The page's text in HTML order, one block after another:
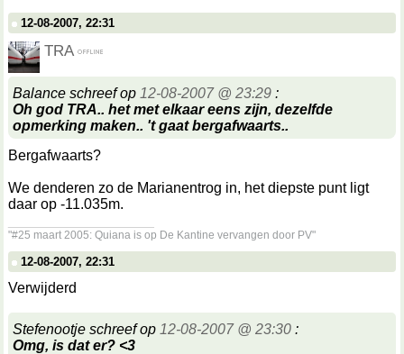
12-08-2007, 22:31
TRA
Balance schreef op 12-08-2007 @ 23:29 :
Oh god TRA.. het met elkaar eens zijn, dezelfde
opmerking maken.. 't gaat bergafwaarts..
Bergafwaarts?
We denderen zo de Marianentrog in, het diepste punt ligt
daar op -11.035m.
"#25 maart 2005: Quiana is op De Kantine vervangen door PV"
12-08-2007, 22:31
Verwijderd
Stefenootje schreef op 12-08-2007 @ 23:30 :
Omg, is dat er? <3